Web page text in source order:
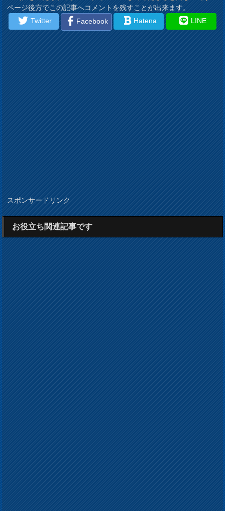
ページ後方でこの記事へコメントを残すことが出来ます。
Twitter
Facebook Hatena LINE
スポンサードリンク
お役立ち関連記事です